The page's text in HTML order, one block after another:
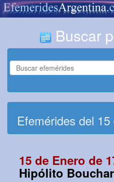
Buscar
Efemérides del
15 de Enero de
Hipólito